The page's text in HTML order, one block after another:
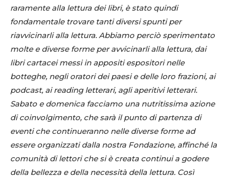
raramente alla lettura dei libri, è stato quindi
fondamentale trovare tanti diversi spunti per
riavvicinarli alla lettura. Abbiamo perciò sperimentato
molte e diverse forme per avvicinarli alla lettura, dai
libri cartacei messi in appositi espositori nelle
botteghe, negli oratori dei paesi e delle loro frazioni, ai
podcast, ai reading letterari, agli aperitivi letterari.
Sabato e domenica facciamo una nutritissima azione
di coinvolgimento, che sarà il punto di partenza di
eventi che continueranno nelle diverse forme ad
essere organizzati dalla nostra Fondazione, affinché la
comunità di lettori che si è creata continui a godere
della bellezza e della necessità della lettura. Così